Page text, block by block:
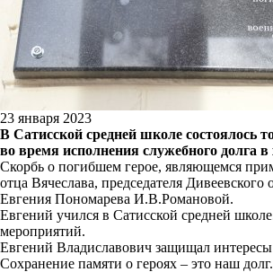
23 января 2023
В Сатисской средней школе состоялось
во время исполнения служебного долга
Скорбь о погибшем герое, являющемся
отца Вячеслава, председателя
Евгения Пономарева И.В.Романовой.
Евгений учился в Сатисской средней
мероприятий.
Евгений Владиславович защищал
Сохранение памяти о героях – это наш долг.